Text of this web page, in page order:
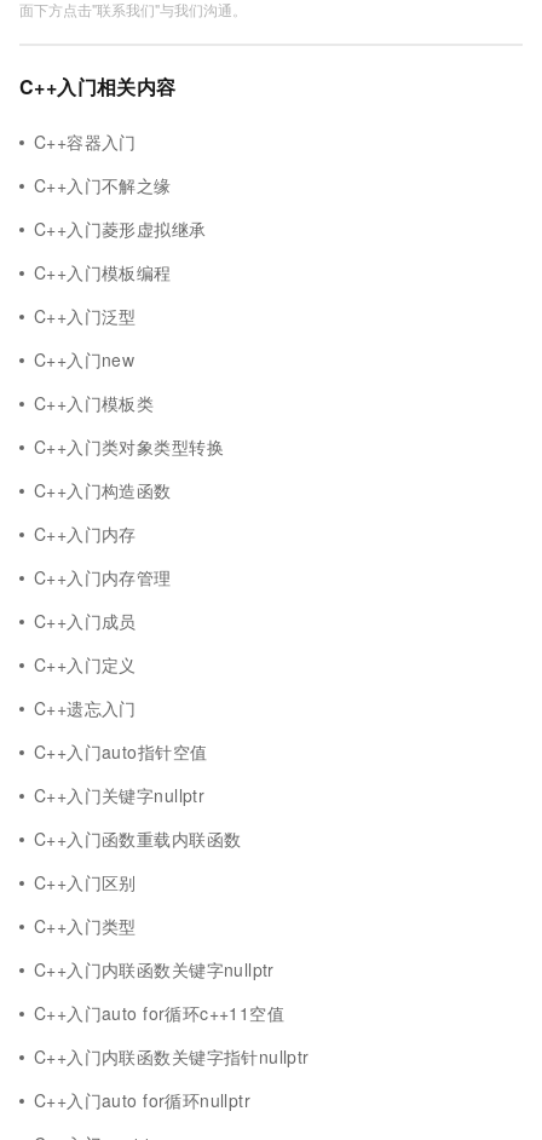
面下方点击"联系我们"与我们沟通。
C++入门相关内容
C++容器入门
C++入门不解之缘
C++入门菱形虚拟继承
C++入门模板编程
C++入门泛型
C++入门new
C++入门模板类
C++入门类对象类型转换
C++入门构造函数
C++入门内存
C++入门内存管理
C++入门成员
C++入门定义
C++遗忘入门
C++入门auto指针空值
C++入门关键字nullptr
C++入门函数重载内联函数
C++入门区别
C++入门类型
C++入门内联函数关键字nullptr
C++入门auto for循环c++11空值
C++入门内联函数关键字指针nullptr
C++入门auto for循环nullptr